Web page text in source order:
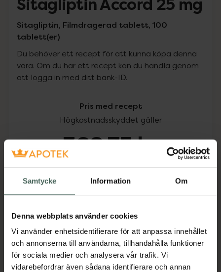
Samtycke Information Om
Denna webbplats använder cookies
Vi använder enhetsidentifierare för att anpassa innehållet
och annonserna till användarna, tillhandahålla funktioner
för sociala medier och analysera vår trafik. Vi
vidarebefordrar även sådana identifierare och annan
Sitagliptin Accord 25 mg
Sitagliptin, Filmdragerad tablett, 100
tablett(er)
Du behöver ett recept för att kunna köpa denna
vara. Om du har ett recept kan du handla genom
att logga in med ditt bank-ID.
Pris med recept
Högkostnadsskyddet gäller
368,75 kr
I apotek:368,75 kr
Aktuella erbjudanden
Beskrivning